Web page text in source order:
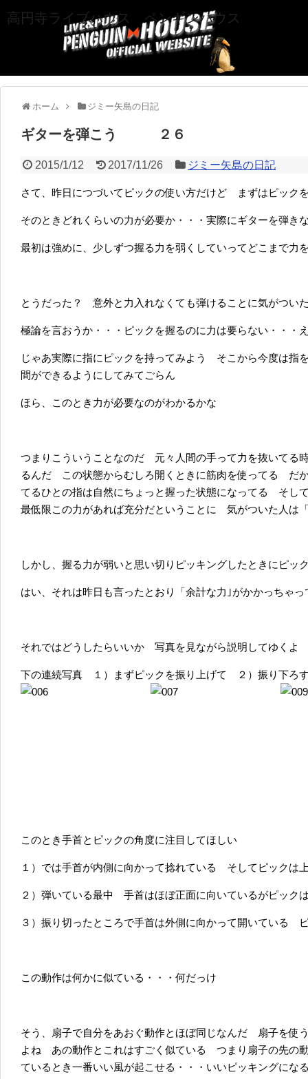
高円寺ライブハウス ペンギンハウス
ホーム ジミー矢島の日記
ギターを弾こう ２６
2015/1/12 2017/11/26 ジミー矢島の日記
さて、昨日につづいてピックの使い方だけど まずはピック
そのときどれくらいの力が必要か・・・実際にギターを弾き
最初は強めに、少しずつ握る力を弱くしていってどこまで力
とうだった？ 意外と力入れなくても弾けることに気がつい
極論を言おうか・・・ピックを握るのに力は要らない・・・
じゃあ実際に指にピックを持ってみよう そこから今度は指
間ができるようにしてみてごらん
ほら、このとき力が必要なのがわかるかな
つまりこういうことなのだ 元々人間の手って力を抜いてる
るんだ この状態からむしろ開くときに筋肉を使ってる だ
てるひとの指は自然にちょっと握った状態になってる そし
最低限この力があれば充分だということに 気がついた人は
しかし、握る力が弱いと思い切りピッキングしたときにピッ
はい、それは昨日も言ったとおり「余計な力｣がかかっちゃ
それではどうしたらいいか 写真を見ながら説明してゆくよ
下の連続写真 １）まずピックを振り上げて ２）振り下ろ
このとき手首とピックの角度に注目してほしい
１）では手首が内側に向かって捻れている そしてピックは
２）弾いている最中 手首はほぼ正面に向いているがピック
３）振り切ったところで手首は外側に向かって開いている
この動作は何かに似ている・・・何だっけ
そう、扇子で自分をあおぐ動作とほぼ同じなんだ 扇子を使
よね あの動作とこれはすごく似ている つまり扇子の先の
ているとき一番いい風が起こせる・・・いいピッキングに